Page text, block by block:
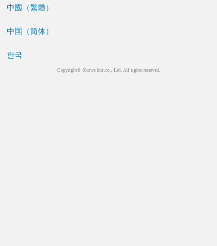
中國（繁體）
中国（简体）
한국
Copyright© Showa bus.co., Ltd. All rights reserved.